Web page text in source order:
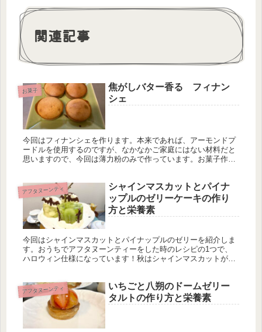
関連記事
お菓子
焦がしバター香る フィナン
シェ
今回はフィナンシェを作ります。本来であれば、アーモンドプ
ードルを使用するのですが、なかなかご家庭にはない材料だと
思いますので、今回は薄力粉のみで作っています。お菓子作り
アフタヌーンティ
シャインマスカットとパイナ
ップルのゼリーケーキの作り
方と栄養素
今回はシャインマスカットとパイナップルのゼリーを紹介しま
す。おうちでアフタヌーンティーをした時のレシピの1つで、
ハロウィン仕様になっています！秋はシャインマスカットが特
アフタヌーンティ
いちごと八朔のドームゼリー
タルトの作り方と栄養素